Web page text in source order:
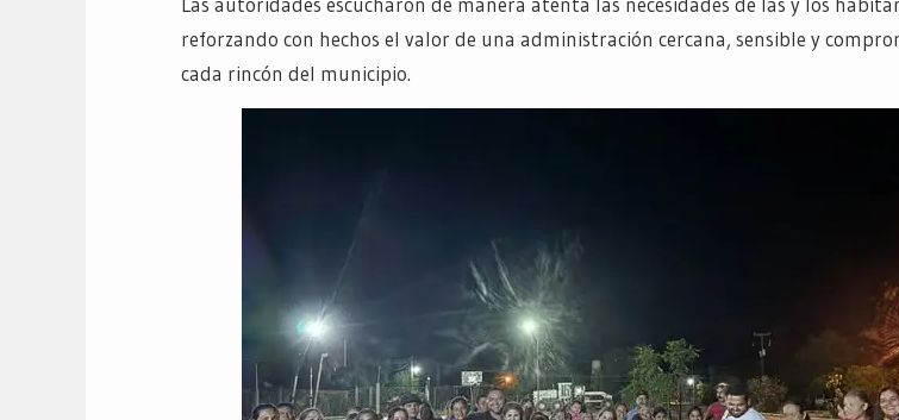
reforzando con hechos el valor de una administración cercana, sensible y
cada rincón del municipio.